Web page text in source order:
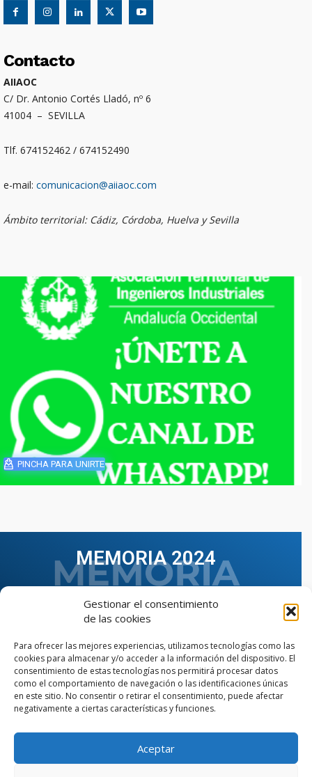
Gestionar el consentimiento
de las cookies
Para ofrecer las mejores experiencias, utilizamos tecnologías como las
cookies para almacenar y/o acceder a la información del dispositivo. El
consentimiento de estas tecnologías nos permitirá procesar datos
como el comportamiento de navegación o las identificaciones únicas
en este sitio. No consentir o retirar el consentimiento, puede afectar
negativamente a ciertas características y funciones.
Aceptar
Contacto
AIIAOC
C/ Dr. Antonio Cortés Lladó, nº 6
41004 – SEVILLA
Tlf. 674152462 / 674152490
e-mail: comunicacion@aiiaoc.com
Ámbito territorial: Cádiz, Córdoba, Huelva y Sevilla
PINCHA PARA UNIRTE
MEMORIA 2024
VER TODAS LAS MEMORIAS